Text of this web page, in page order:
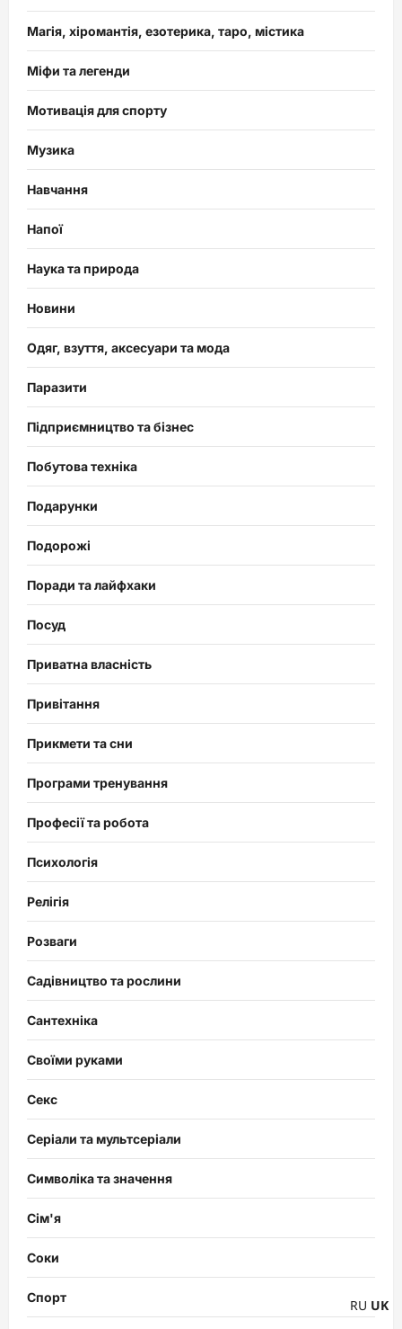
Магія, хіромантія, езотерика, таро, містика
Міфи та легенди
Мотивація для спорту
Музика
Навчання
Напої
Наука та природа
Новини
Одяг, взуття, аксесуари та мода
Паразити
Підприємництво та бізнес
Побутова техніка
Подарунки
Подорожі
Поради та лайфхаки
Посуд
Приватна власність
Привітання
Прикмети та сни
Програми тренування
Професії та робота
Психологія
Релігія
Розваги
Садівництво та рослини
Сантехніка
Своїми руками
Секс
Серіали та мультсеріали
Символіка та значення
Сім'я
Соки
Спорт RU UK